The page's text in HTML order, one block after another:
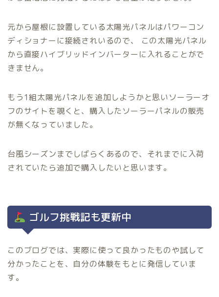
元から屋根に設置している太陽光パネルはパワーコン
ディショナーに接続されいるので、 この太陽光パネル
から直接ハイブリッドインバーターに入れることがで
きません。
もう1組太陽光パネルを追加しようかと思いソーラーオ
フのサイトを覗くと、購入したソーラーパネルの販売
が無くなっていました。
台風シーズンまでしばらくあるので、それまでに入荷
されていたら追加で購入したいと思います。
ゴルフ挑戦記も更新中
このブログでは、実際に使って良かったものや試して
分かったことを、自分の体験をもとに発信していま
す。